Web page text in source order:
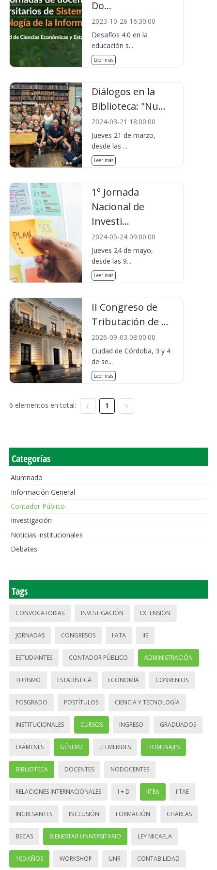
Do...
2023-10-26 16:30:00
Desafíos 4.0 en la
educación s...
Leer más
Diálogos en la
Biblioteca: "Nu...
2024-03-21 18:00:00
Jueves 21 de marzo,
desde las ...
Leer más
1º Jornada
Nacional de
Investi...
2024-05-24 09:00:00
Jueves 24 de mayo,
desde las 9...
Leer más
II Congreso de
Tributación de ...
2026-09-03 08:00:00
Ciudad de Córdoba, 3 y 4
de se...
Leer más
6 elementos en total: 1
Categorías
Alumnado
Información General
Contador Público
Investigación
Noticias institucionales
Debates
Tags
CONVOCATORIAS INVESTIGACIÓN EXTENSIÓN
JORNADAS CONGRESOS IIATA IIE
ESTUDIANTES CONTADOR PÚBLICO ADMINISTRACIÓN
TURISMO ESTADÍSTICA ECONOMÍA CONVENIOS
POSGRADO POSTÍTULOS CIENCIA Y TECNOLOGÍA
INSTITUCIONALES CURSOS INGRESO GRADUADOS
EXÁMENES GÉNERO EFEMÉRIDES HOMENAJES
BIBLIOTECA DOCENTES NODOCENTES
RELACIONES INTERNACIONALES I + D IITEA IITAE
INGRESANTES INCLUSIÓN FORMACIÓN CHARLAS
BECAS BIENESTAR UNIVERSITARIO LEY MICAELA
100 AÑOS WORKSHOP UNR CONTABILIDAD